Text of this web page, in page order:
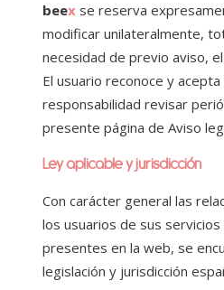
beexse reserva
modificar unilateralmente,
necesidad de previo aviso,
El usuario reconoce y
responsabilidad revisar
presente página de Aviso
Ley aplicable y jurisdicción
Con carácter general las
los usuarios de sus
presentes en la web, se
legislación y jurisdicción